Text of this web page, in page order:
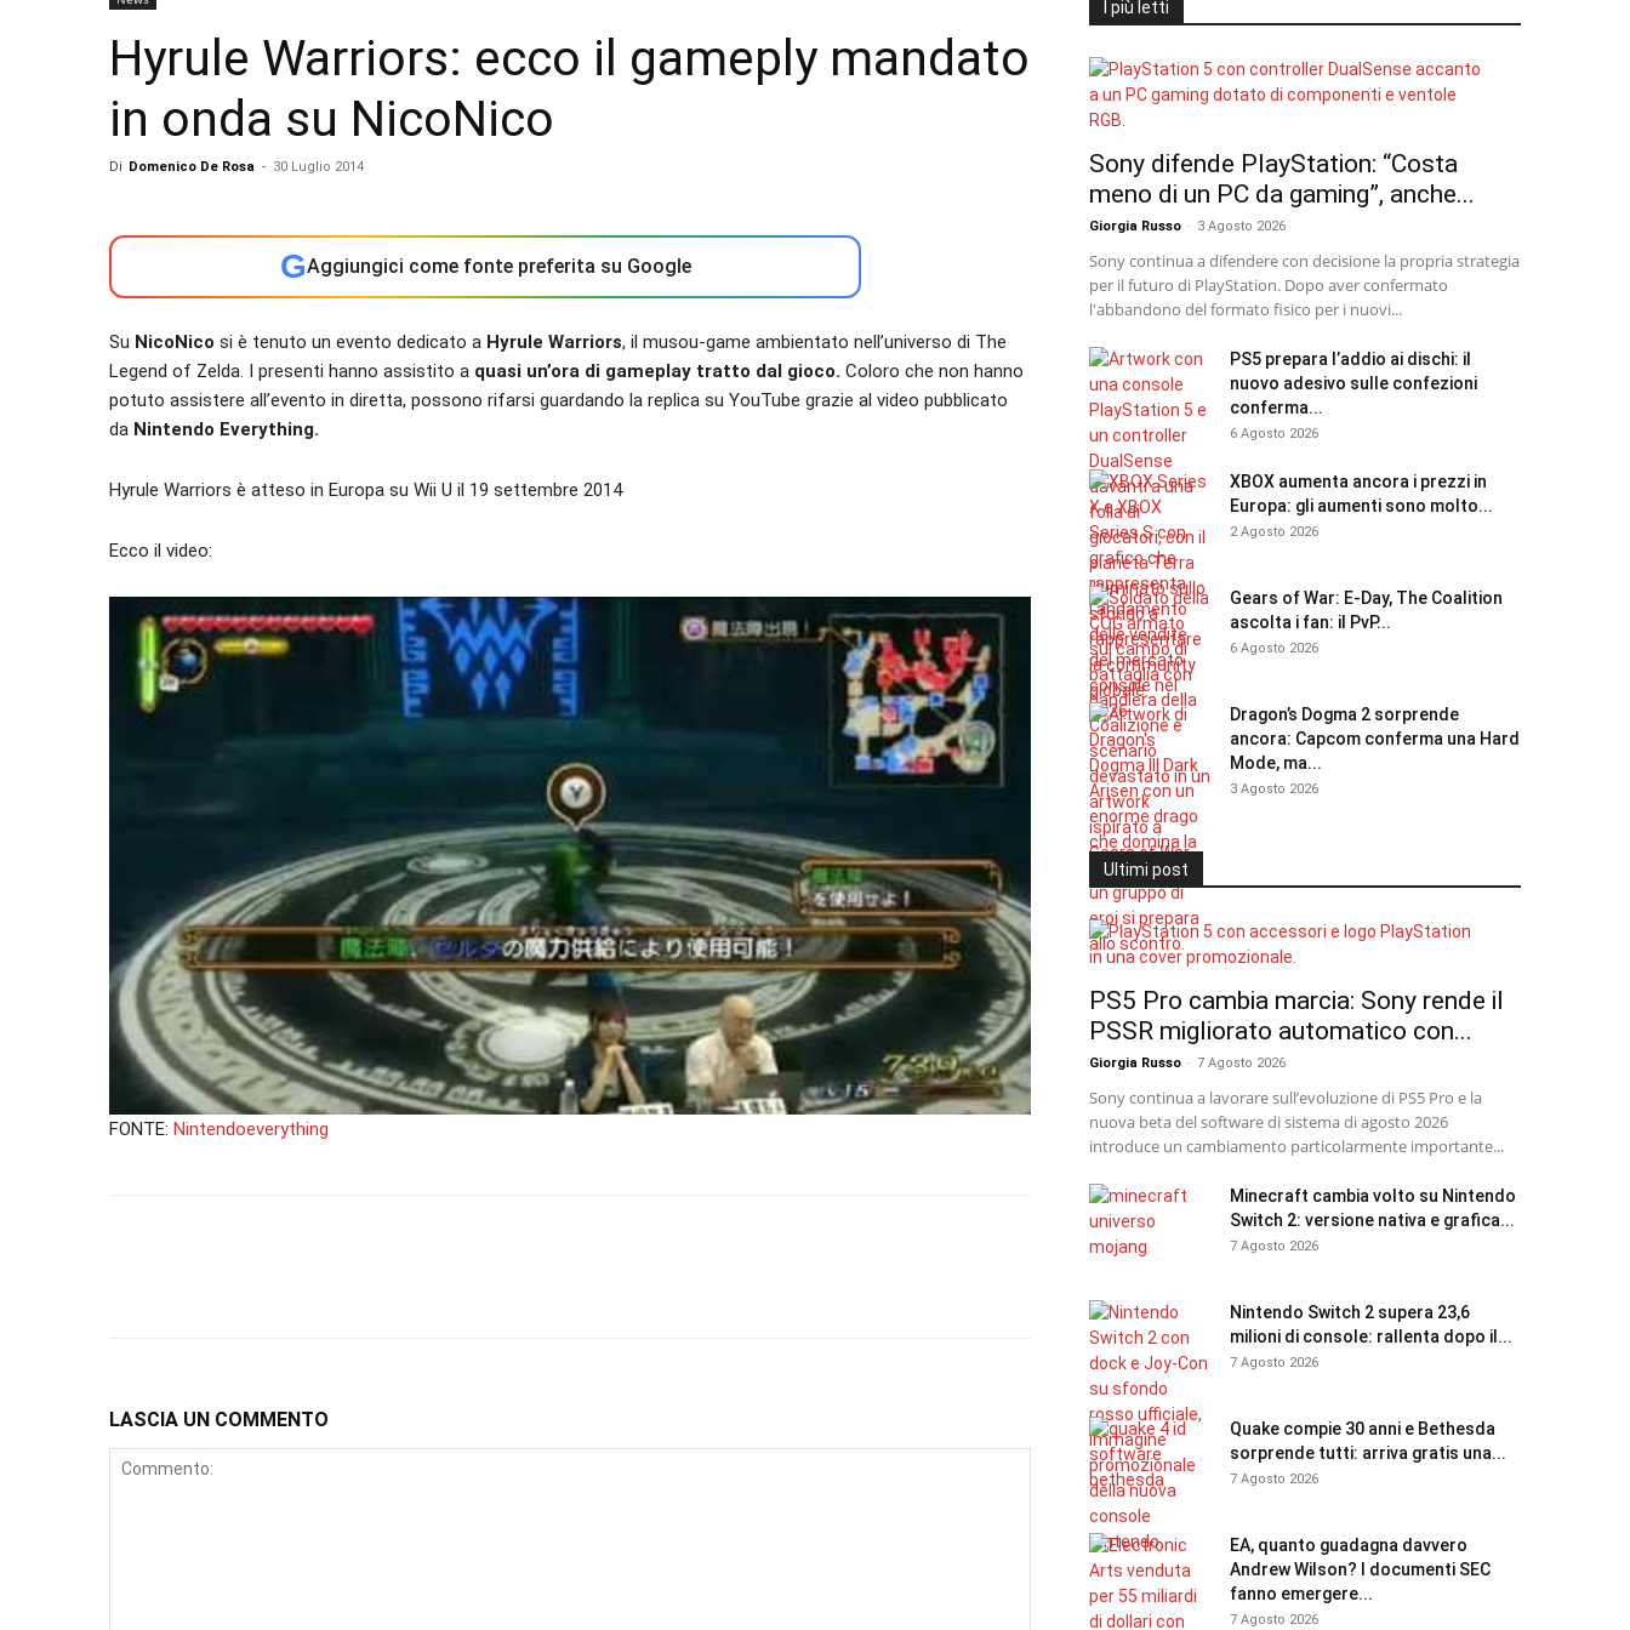
Hyrule Warriors: ecco il gameply mandato
in onda su NicoNico
Di Domenico De Rosa - 30 Luglio 2014
GAggiungici come fonte preferita su Google
Su NicoNico si è tenuto un evento dedicato a Hyrule Warriors, il musou-game ambientato nell’universo di The
Legend of Zelda. I presenti hanno assistito a quasi un’ora di gameplay tratto dal gioco. Coloro che non hanno
potuto assistere all’evento in diretta, possono rifarsi guardando la replica su YouTube grazie al video pubblicato
da Nintendo Everything.
Hyrule Warriors è atteso in Europa su Wii U il 19 settembre 2014
Ecco il video:
FONTE: Nintendoeverything
LASCIA UN COMMENTO
I più letti
Sony difende PlayStation: “Costa
meno di un PC da gaming”, anche...
Giorgia Russo - 3 Agosto 2026
Sony continua a difendere con decisione la propria strategia
per il futuro di PlayStation. Dopo aver confermato
l'abbandono del formato fisico per i nuovi...
PS5 prepara l’addio ai dischi: il
nuovo adesivo sulle confezioni
conferma...
6 Agosto 2026
XBOX aumenta ancora i prezzi in
Europa: gli aumenti sono molto...
2 Agosto 2026
Gears of War: E-Day, The Coalition
ascolta i fan: il PvP...
6 Agosto 2026
Dragon’s Dogma 2 sorprende
ancora: Capcom conferma una Hard
Mode, ma...
3 Agosto 2026
Ultimi post
PS5 Pro cambia marcia: Sony rende il
PSSR migliorato automatico con...
Giorgia Russo - 7 Agosto 2026
Sony continua a lavorare sull’evoluzione di PS5 Pro e la
nuova beta del software di sistema di agosto 2026
introduce un cambiamento particolarmente importante...
Minecraft cambia volto su Nintendo
Switch 2: versione nativa e grafica...
7 Agosto 2026
Nintendo Switch 2 supera 23,6
milioni di console: rallenta dopo il...
7 Agosto 2026
Quake compie 30 anni e Bethesda
sorprende tutti: arriva gratis una...
7 Agosto 2026
EA, quanto guadagna davvero
Andrew Wilson? I documenti SEC
fanno emergere...
7 Agosto 2026